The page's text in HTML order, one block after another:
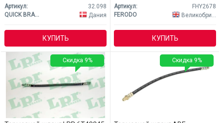
Артикул:
32.098
QUICK BRAKE
Дания
КУПИТЬ
Артикул:
FHY2678
FERODO
Великобритания
КУПИТЬ
Скидка 9% Скидка 9%